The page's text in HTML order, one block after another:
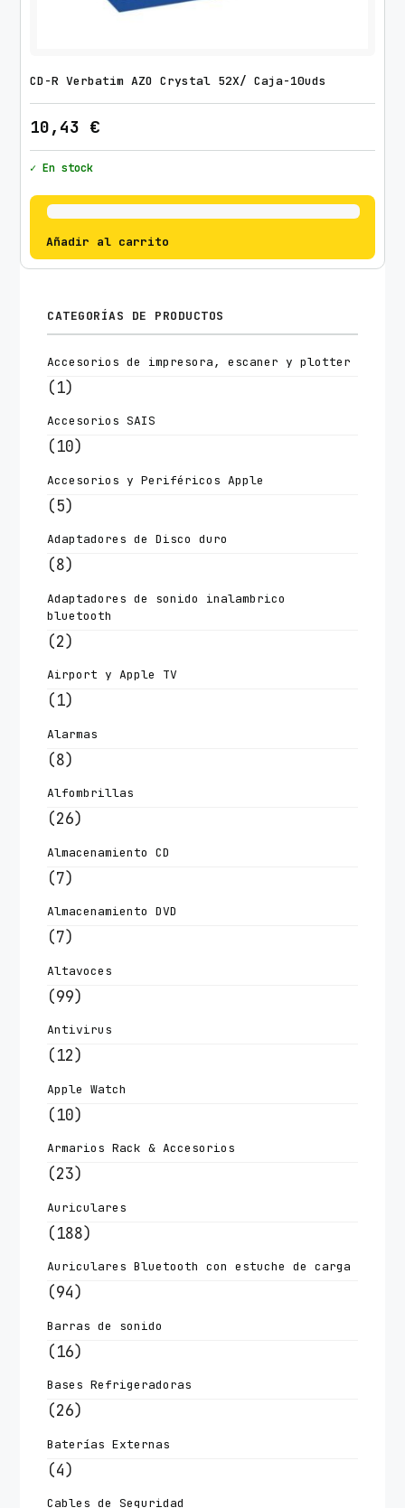
CD-R Verbatim AZO Crystal 52X/ Caja-10uds
10,43 €
✓ En stock
Añadir al carrito
CATEGORÍAS DE PRODUCTOS
Accesorios de impresora, escaner y plotter
(1)
Accesorios SAIS
(10)
Accesorios y Periféricos Apple
(5)
Adaptadores de Disco duro
(8)
Adaptadores de sonido inalambrico
bluetooth
(2)
Airport y Apple TV
(1)
Alarmas
(8)
Alfombrillas
(26)
Almacenamiento CD
(7)
Almacenamiento DVD
(7)
Altavoces
(99)
Antivirus
(12)
Apple Watch
(10)
Armarios Rack & Accesorios
(23)
Auriculares
(188)
Auriculares Bluetooth con estuche de carga
(94)
Barras de sonido
(16)
Bases Refrigeradoras
(26)
Baterías Externas
(4)
Cables de Seguridad